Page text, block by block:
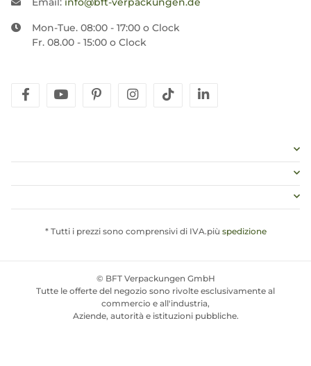
Mon-Tue. 08:00 - 17:00 o Clock
Fr. 08.00 - 15:00 o Clock
facebookyoutubepinterestinstagram
tiktok
* Tutti i prezzi sono comprensivi di IVA.più spedizione
© BFT Verpackungen GmbH
Tutte le offerte del negozio sono rivolte esclusivamente al
commercio e all'industria,
Aziende, autorità e istituzioni pubbliche.